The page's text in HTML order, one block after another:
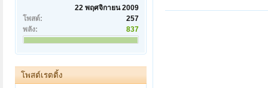
22 พฤศจิกายน 2009
โพสต์:
257
พลัง:
837
โพสต์เรตติ้ง